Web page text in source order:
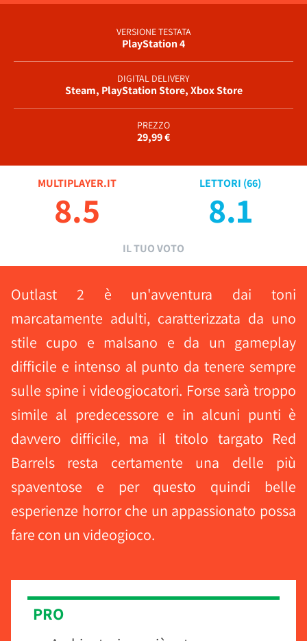
VERSIONE TESTATA
PlayStation 4
DIGITAL DELIVERY
Steam, PlayStation Store, Xbox Store
PREZZO
29,99 €
MULTIPLAYER.IT
8.5
LETTORI (66)
8.1
IL TUO VOTO
Outlast 2 è un'avventura dai toni
marcatamente adulti, caratterizzata da uno
stile cupo e malsano e da un gameplay
difficile e intenso al punto da tenere sempre
sulle spine i videogiocatori. Forse sarà troppo
simile al predecessore e in alcuni punti è
davvero difficile, ma il titolo targato Red
Barrels resta certamente una delle più
spaventose e per questo quindi belle
esperienze horror che un appassionato possa
fare con un videogioco.
PRO